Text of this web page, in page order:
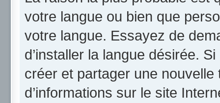
votre langue ou bien que
votre langue. Essayez de
d’installer la langue désirée.
créer et partager une
d’informations sur le site